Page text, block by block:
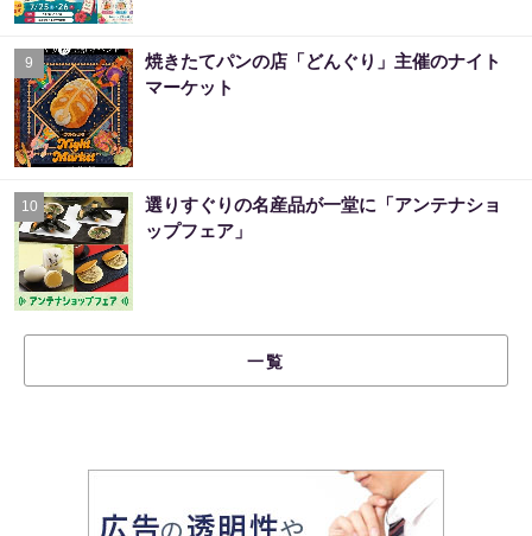
9
焼きたてパンの店「どんぐり」主催のナイト
マーケット
10
選りすぐりの名産品が一堂に「アンテナショ
ップフェア」
一覧